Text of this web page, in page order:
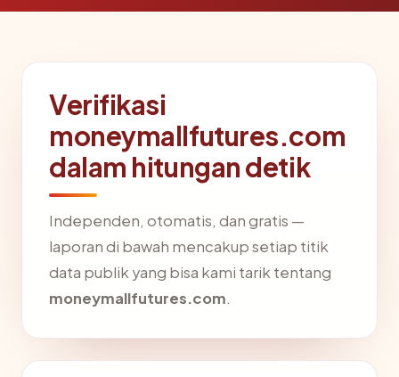
Verifikasi
moneymallfutures.com
dalam hitungan detik
Independen, otomatis, dan gratis —
laporan di bawah mencakup setiap titik
data publik yang bisa kami tarik tentang
moneymallfutures.com.